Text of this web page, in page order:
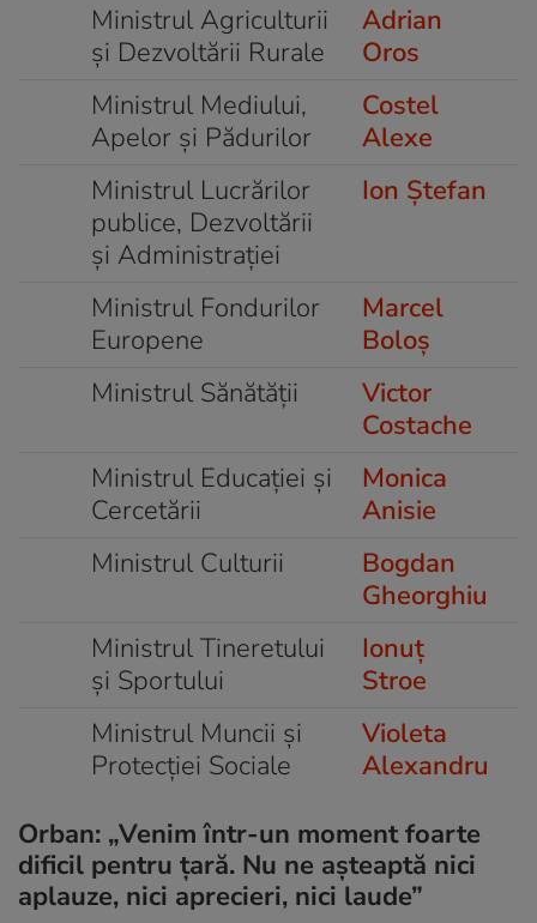
Ministrul Agriculturii
și Dezvoltării Rurale
Adrian
Oros
Ministrul Mediului,
Apelor și Pădurilor
Costel
Alexe
Ministrul Lucrărilor
publice, Dezvoltării
și Administrației
Ion Ștefan
Ministrul Fondurilor
Europene
Marcel
Boloș
Ministrul Sănătății
Victor
Costache
Ministrul Educației și
Cercetării
Monica
Anisie
Ministrul Culturii
Bogdan
Gheorghiu
Ministrul Tineretului
și Sportului
Ionuț
Stroe
Ministrul Muncii și
Protecției Sociale
Violeta
Alexandru
Orban: „Venim într-un moment foarte
dificil pentru ţară. Nu ne aşteaptă nici
aplauze, nici aprecieri, nici laude”